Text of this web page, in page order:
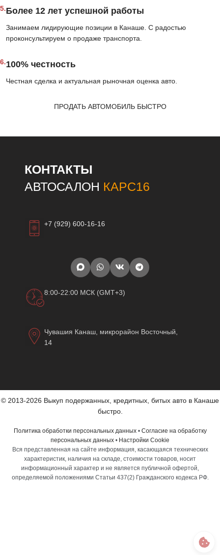
5.Более 12 лет успешной работы
Занимаем лидирующие позиции в Канаше. С радостью
проконсультируем о продаже транспорта.
6.100% честность
Честная сделка и актуальная рыночная оценка авто.
ПРОДАТЬ АВТОМОБИЛЬ БЫСТРО
КОНТАКТЫ
АВТОСАЛОН КАРС16
+7 (929) 600-16-16
8:00-22:00 МСК (GMT+3)
Чувашия Канаш, микрорайон Восточный,
14
© 2013-2026 Выкуп подержанных, кредитных, битых авто в Канаше
быстро.
Политика обработки персональных данных• Согласие на обработку
персональных данных • Настройки Cookie
Вся представленная на сайте информация, касающаяся технических
характеристик, наличия на складе, стоимости товаров, носит
информационный характер и не является публичной офертой,
определяемой положениями Статьи 437(2) Гражданского кодекса РФ.